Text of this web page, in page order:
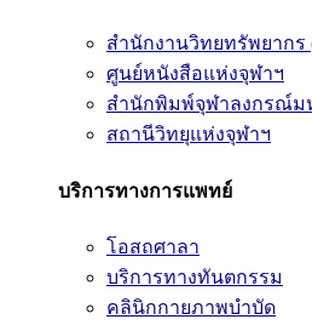
สำนักงานวิทยทรัพยากร
ศูนย์หนังสือแห่งจุฬาฯ
สำนักพิมพ์จุฬาลงกรณ์ม
สถานีวิทยุแห่งจุฬาฯ
บริการทางการแพทย์
โอสถศาลา
บริการทางทันตกรรม
คลินิกกายภาพบำบัด